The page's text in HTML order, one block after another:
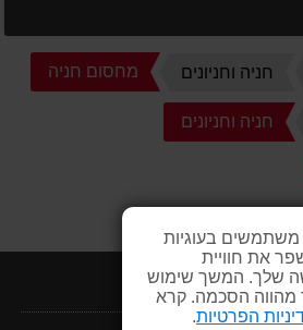
משתמשים בעוגיות
את חוויית
שלך. המשך שימוש
מהווה הסכמה. קרא
הפרטיות
חניה וחניונים מחסום חניה
חניה וחניונים